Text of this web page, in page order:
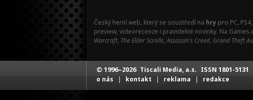
Český herní web, který se soustředí na hry pro PC,
preview, videorecenze i pravidelné novinky. Na
Warcraft, The Elder Scrolls,Assassin's Creed, Grand Theft
© 1996–2026 Tiscali Media, a.s. ISSN 1801-5131
o nás | kontakt | reklama | redakce